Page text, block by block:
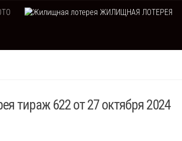
ЖИЛИЩНАЯ ЛОТЕРЕЯ
тираж 622 от 27 октября 2024